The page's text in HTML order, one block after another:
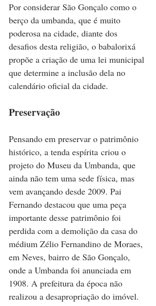
Por considerar São Gonçalo como o
berço da umbanda, que é muito
poderosa na cidade, diante dos
desafios desta religião, o babalorixá
propõe a criação de uma lei municipal
que determine a inclusão dela no
calendário oficial da cidade.
Preservação
Pensando em preservar o patrimônio
histórico, a tenda espírita criou o
projeto do Museu da Umbanda, que
ainda não tem uma sede física, mas
vem avançando desde 2009. Pai
Fernando destacou que uma peça
importante desse patrimônio foi
perdida com a demolição da casa do
médium Zélio Fernandino de Moraes,
em Neves, bairro de São Gonçalo,
onde a Umbanda foi anunciada em
1908. A prefeitura da época não
realizou a desapropriação do imóvel.